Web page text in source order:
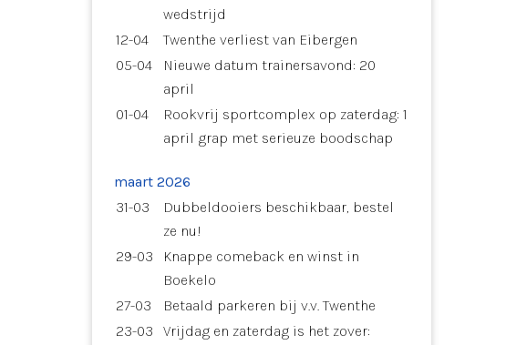
wedstrijd
12-04
Twenthe verliest van Eibergen
05-04
Nieuwe datum trainersavond: 20
april
01-04
Rookvrij sportcomplex op zaterdag: 1
april grap met serieuze boodschap
maart 2026
31-03
Dubbeldooiers beschikbaar, bestel
ze nu!
29-03
Knappe comeback en winst in
Boekelo
27-03
Betaald parkeren bij v.v. Twenthe
23-03
Vrijdag en zaterdag is het zover: